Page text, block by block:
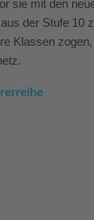
sie mit den
der Stufe 10
Klassen